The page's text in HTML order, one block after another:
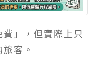
」，但實際上只
客。